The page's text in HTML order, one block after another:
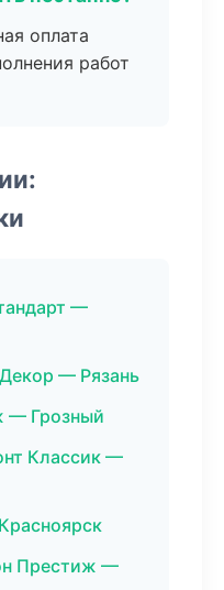
оплата
работ
—
— Рязань
— Грозный
Классик —
Престиж —